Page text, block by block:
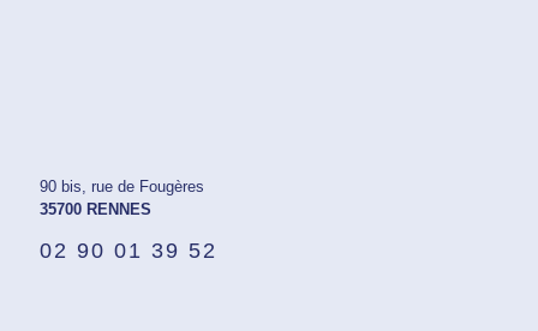
90 bis, rue de Fougères
35700 RENNES
02 90 01 39 52